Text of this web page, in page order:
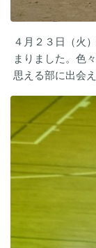
４月２３日（火
まりました。色
思える部に出会